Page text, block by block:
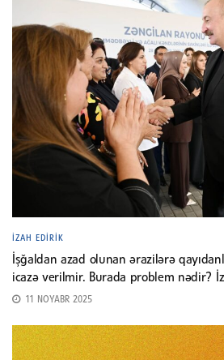
İZAH EDIRIK
İşğaldan azad olunan ərazilərə
icazə verilmir. Burada problem nədir?
11 NOYABR 2025